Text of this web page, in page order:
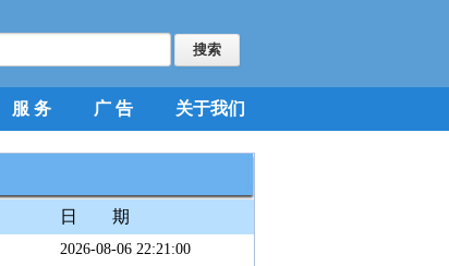
服 务 广 告 关于我们
日 期
2026-08-06 22:21:00